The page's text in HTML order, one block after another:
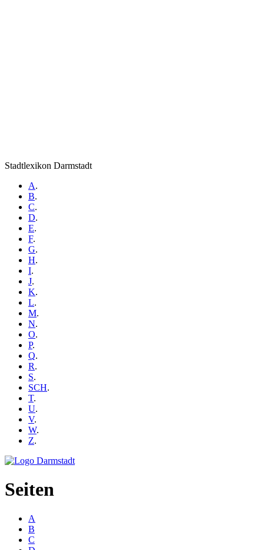
Stadtlexikon Darmstadt
A.
B.
C.
D.
E.
F.
G.
H.
I.
J.
K.
L.
M.
N.
O.
P.
Q.
R.
S.
SCH.
T.
U.
V.
W.
Z.
Seiten
A
B
C